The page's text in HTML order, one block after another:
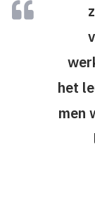
het
men